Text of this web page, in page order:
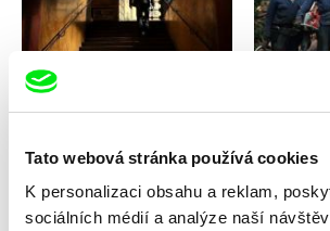
Tato webová stránka používá cookies
K personalizaci obsahu a reklam,
sociálních médií a analýze naší
Jan Němec
Heart Beat 3D Heaven